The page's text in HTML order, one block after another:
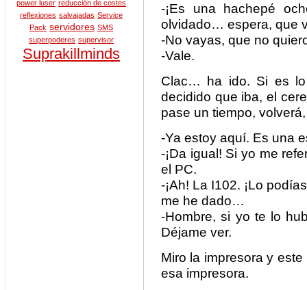
power luser reducción de costes
reflexiones salvajadas Service
Pack servidores SMS
superpoderes supervisor
Suprakillminds
-¡Es una hachepé
olvidado… espera, que
-No vayas, que no
-Vale.
Clac… ha ido. Si es
decidido que iba, el
pase un tiempo,
-Ya estoy aquí. Es
-¡Da igual! Si yo me
el PC.
-¡Ah! La I102. ¡Lo
me he dado…
-Hombre, si yo te lo
Déjame ver.
Miro la impresora y
esa impresora.